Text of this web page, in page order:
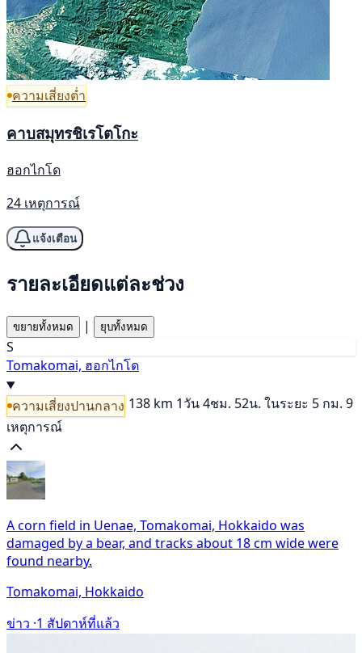
ความเสี่ยงต่ำ
คาบสมุทรชิเรโตโกะ
ฮอกไกโด
24 เหตุการณ์
แจ้งเตือน
รายละเอียดแต่ละช่วง
ขยายทั้งหมด | ยุบทั้งหมด
S
Tomakomai, ฮอกไกโด
ความเสี่ยงปานกลาง 138 km 1วัน 4ชม. 52น. ในระยะ 5 กม. 9
เหตุการณ์
A corn field in Uenae, Tomakomai, Hokkaido was
damaged by a bear, and tracks about 18 cm wide were
found nearby.
Tomakomai, Hokkaido
ข่าว ·1 สัปดาห์ที่แล้ว